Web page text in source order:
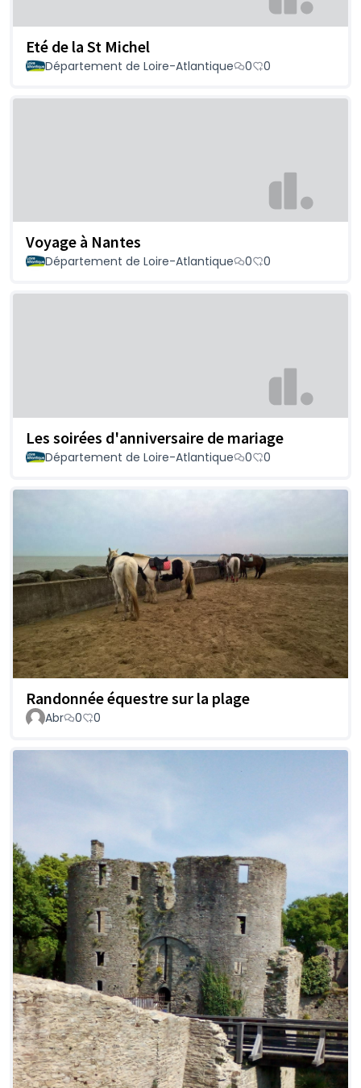
Eté de la St Michel
Département de Loire-Atlantique 0 0
Voyage à Nantes
Département de Loire-Atlantique 0 0
Les soirées d'anniversaire de mariage
Département de Loire-Atlantique 0 0
Randonnée équestre sur la plage
Abr 0 0